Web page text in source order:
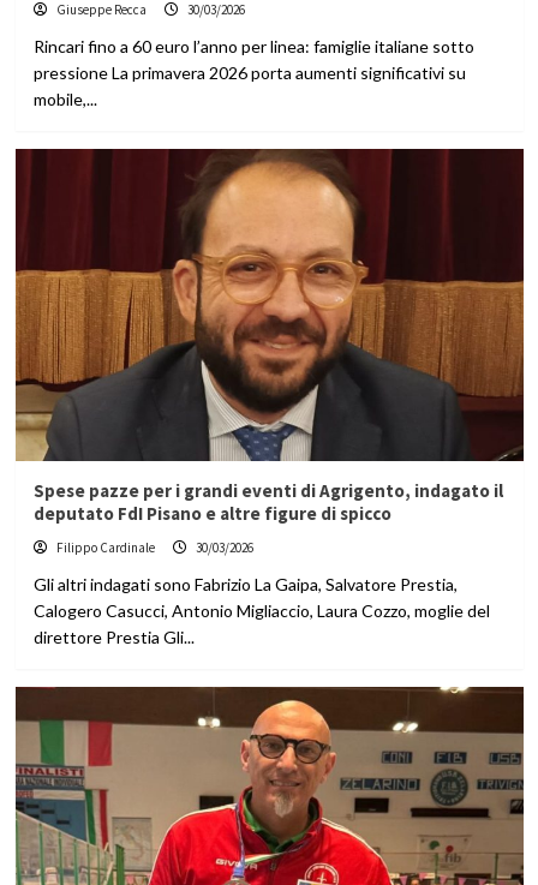
Giuseppe Recca 30/03/2026
Rincari fino a 60 euro l’anno per linea: famiglie italiane sotto
pressione La primavera 2026 porta aumenti significativi su
mobile,...
Spese pazze per i grandi eventi di Agrigento, indagato il
deputato FdI Pisano e altre figure di spicco
Filippo Cardinale 30/03/2026
Gli altri indagati sono Fabrizio La Gaipa, Salvatore Prestia,
Calogero Casucci, Antonio Migliaccio, Laura Cozzo, moglie del
direttore Prestia Gli...